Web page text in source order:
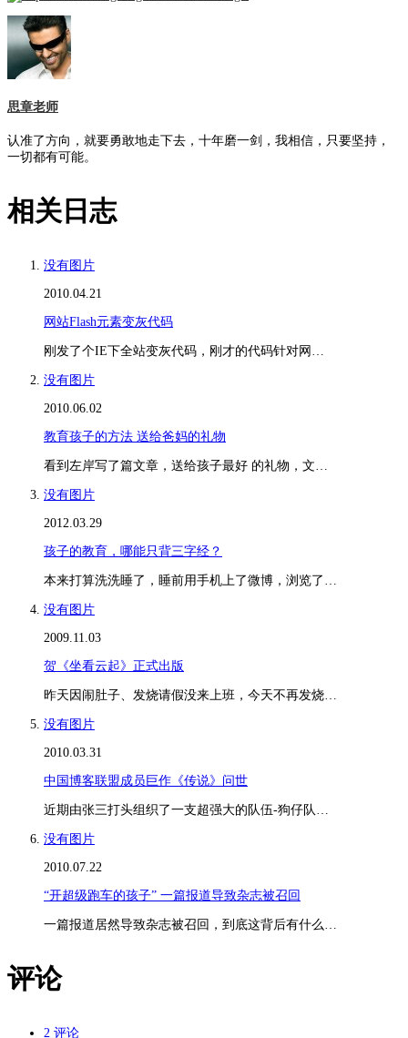
思章老师
认准了方向，就要勇敢地走下去，十年磨一剑，我相信，只要坚持，
一切都有可能。
相关日志
没有图片
2010.04.21
网站Flash元素变灰代码
刚发了个IE下全站变灰代码，刚才的代码针对网…
没有图片
2010.06.02
教育孩子的方法 送给爸妈的礼物
看到左岸写了篇文章，送给孩子最好 的礼物，文…
没有图片
2012.03.29
孩子的教育，哪能只背三字经？
本来打算洗洗睡了，睡前用手机上了微博，浏览了…
没有图片
2009.11.03
贺《坐看云起》正式出版
昨天因闹肚子、发烧请假没来上班，今天不再发烧…
没有图片
2010.03.31
中国博客联盟成员巨作《传说》问世
近期由张三打头组织了一支超强大的队伍-狗仔队…
没有图片
2010.07.22
“开超级跑车的孩子” 一篇报道导致杂志被召回
一篇报道居然导致杂志被召回，到底这背后有什么…
评论
2 评论